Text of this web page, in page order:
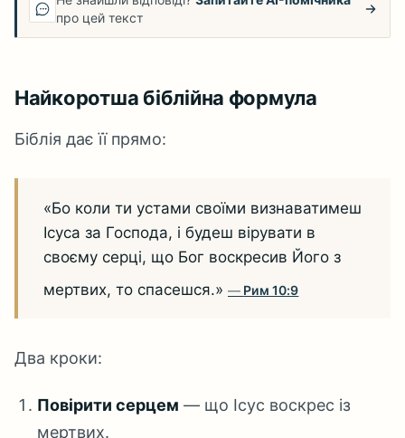
про цей текст
Найкоротша біблійна формула
Біблія дає її прямо:
«Бо коли ти устами своїми визнаватимеш
Ісуса за Господа, і будеш вірувати в
своєму серці, що Бог воскресив Його з
мертвих, то спасешся.»
Рим 10:9
Два кроки:
Повірити серцем — що Ісус воскрес із
мертвих.